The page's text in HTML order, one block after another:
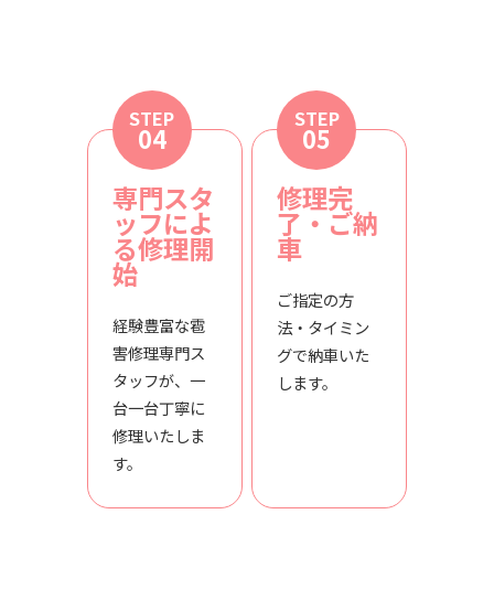
STEP
04
専門スタ
ッフによ
る修理開
始
経験豊富な雹
害修理専門ス
タッフが、一
台一台丁寧に
修理いたしま
す。
STEP
05
修理完
了・ご納
車
ご指定の方
法・タイミン
グで納車いた
します。